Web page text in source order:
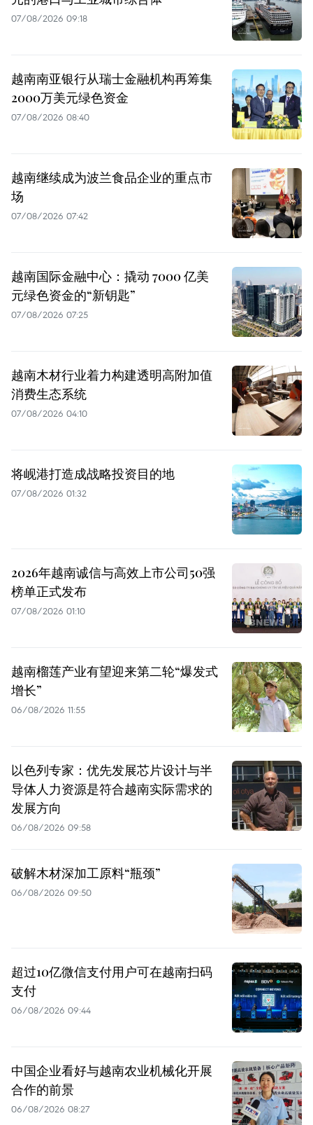
07/08/2026 09:18
越南南亚银行从瑞士金融机构再筹集
2000万美元绿色资金
07/08/2026 08:40
越南继续成为波兰食品企业的重点市
场
07/08/2026 07:42
越南国际金融中心：撬动 7000 亿美
元绿色资金的“新钥匙”
07/08/2026 07:25
越南木材行业着力构建透明高附加值
消费生态系统
07/08/2026 04:10
将岘港打造成战略投资目的地
07/08/2026 01:32
2026年越南诚信与高效上市公司50强
榜单正式发布
07/08/2026 01:10
越南榴莲产业有望迎来第二轮“爆发式
增长”
06/08/2026 11:55
以色列专家：优先发展芯片设计与半
导体人力资源是符合越南实际需求的
发展方向
06/08/2026 09:58
破解木材深加工原料“瓶颈”
06/08/2026 09:50
超过10亿微信支付用户可在越南扫码
支付
06/08/2026 09:44
中国企业看好与越南农业机械化开展
合作的前景
06/08/2026 08:27